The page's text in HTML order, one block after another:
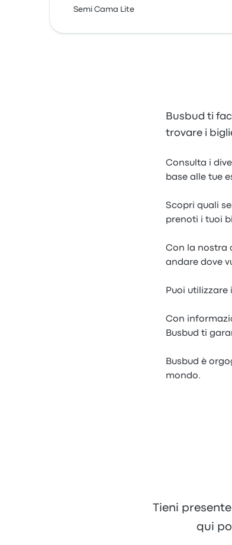
Semi Cama Lite
Busbud ti
trovare i
Consulta i
base alle tue
Scopri quali
prenoti i tuoi
Con la nostra
andare dove
Puoi
Con
Busbud ti
Busbud è
mondo.
Tieni
qui